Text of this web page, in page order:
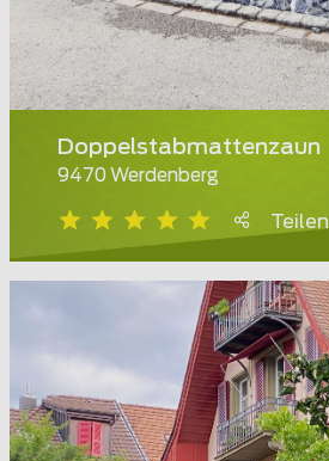
Doppelstabmattenzaun
9470 Werdenberg
Teilen